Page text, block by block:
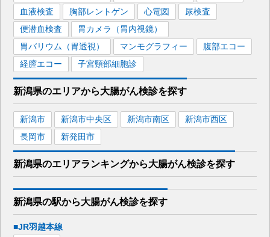
血液検査
胸部レントゲン 心電図
尿検査
便潜血検査
胃カメラ（胃内視鏡）
胃バリウム（胃透視）
マンモグラフィー
腹部エコー
経膣エコー
子宮頸部細胞診
新潟県のエリアから大腸がん検診を探す
新潟市 新潟市中央区 新潟市南区
新潟市西区
長岡市
新発田市
新潟県のエリアランキングから大腸がん検診を探す
新潟県の駅から大腸がん検診を探す
■JR羽越本線